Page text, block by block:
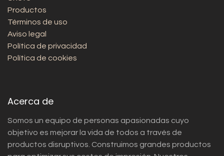
Productos
Términos de uso
Aviso legal
Política de privacidad
Política de cookies
Acerca de
Somos un equipo de personas apasionadas cuyo
objetivo es mejorar la vida de todos a través de
productos disruptivos. Construimos grandes productos